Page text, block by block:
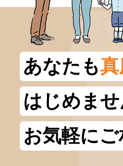
あなたも
はじめませ
お気軽に